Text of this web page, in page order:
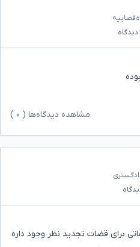
دیدگاه
مشاهده دیدگاه‌ها ( ۰
برای قضات تجدید نظر وجود داره